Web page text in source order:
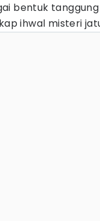
bentuk
ihwal misteri